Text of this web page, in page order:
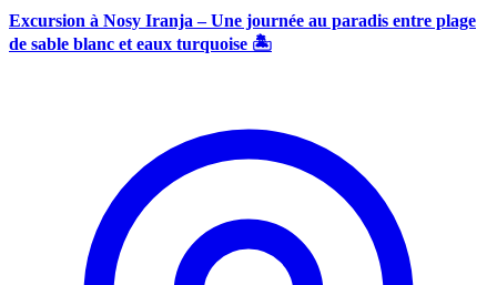
Excursion à Nosy Iranja – Une journée au paradis entre plage
de sable blanc et eaux turquoise 🏝️